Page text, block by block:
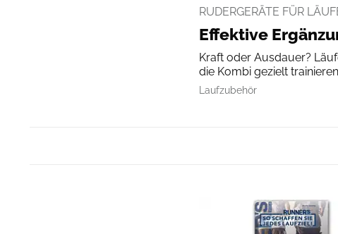
RUDERGERÄTE FÜR
Effektive
Kraft oder Ausdauer?
die Kombi gezielt
Laufzubehör